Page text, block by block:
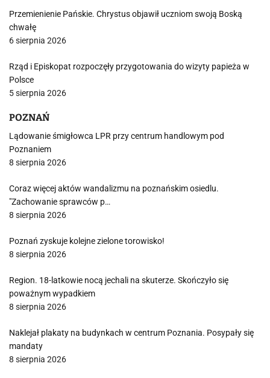
Przemienienie Pańskie. Chrystus objawił uczniom swoją Boską
chwałę
6 sierpnia 2026
Rząd i Episkopat rozpoczęły przygotowania do wizyty papieża w
Polsce
5 sierpnia 2026
POZNAŃ
Lądowanie śmigłowca LPR przy centrum handlowym pod
Poznaniem
8 sierpnia 2026
Coraz więcej aktów wandalizmu na poznańskim osiedlu.
"Zachowanie sprawców p…
8 sierpnia 2026
Poznań zyskuje kolejne zielone torowisko!
8 sierpnia 2026
Region. 18-latkowie nocą jechali na skuterze. Skończyło się
poważnym wypadkiem
8 sierpnia 2026
Naklejał plakaty na budynkach w centrum Poznania. Posypały się
mandaty
8 sierpnia 2026